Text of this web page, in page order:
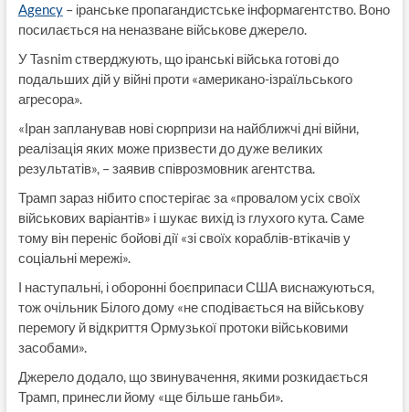
Agency– іранське пропагандистське інформагентство. Воно
посилається на неназване військове джерело.
У Tasnim стверджують, що іранські війська готові до
подальших дій у війні проти «американо-ізраїльського
агресора».
«Іран запланував нові сюрпризи на найближчі дні війни,
реалізація яких може призвести до дуже великих
результатів», – заявив співрозмовник агентства.
Трамп зараз нібито спостерігає за «провалом усіх своїх
військових варіантів» і шукає вихід із глухого кута. Саме
тому він переніс бойові дії «зі своїх кораблів-втікачів у
соціальні мережі».
І наступальні, і оборонні боєприпаси США виснажуються,
тож очільник Білого дому «не сподівається на військову
перемогу й відкриття Ормузької протоки військовими
засобами».
Джерело додало, що звинувачення, якими розкидається
Трамп, принесли йому «ще більше ганьби».